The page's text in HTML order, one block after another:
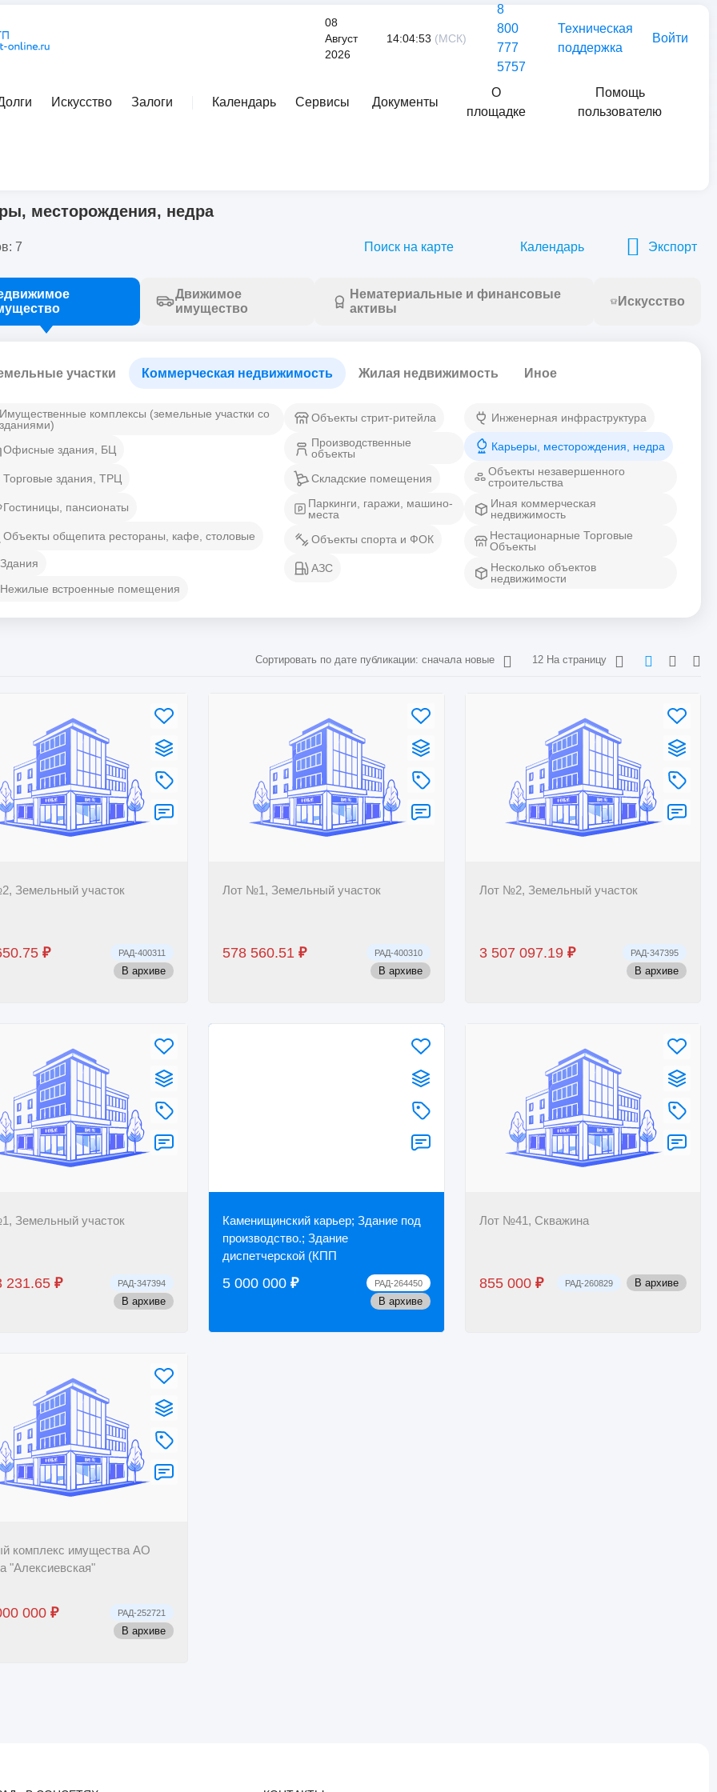
08
Август
2026
14:04:53 (МСК)
8
800
777
5757
Техническая
поддержка
Войти
Искусство Залоги Календарь Сервисы Документы
О
площадке
Помощь
пользователю
месторождения, недра
7 Поиск на карте Календарь Экспорт
Движимое
имущество
Нематериальные и финансовые
активы
Искусство
участки Коммерческая недвижимость Жилая недвижимость Иное
Имущественные комплексы (земельные участки со
Офисные здания, БЦ
Торговые здания, ТРЦ
Гостиницы, пансионаты
Объекты общепита рестораны, кафе, столовые
Здания
Нежилые встроенные помещения
Объекты стрит-ритейла
Производственные
объекты
Складские помещения
Паркинги, гаражи, машино-
места
Объекты спорта и ФОК
АЗС
Инженерная инфраструктура
Карьеры, месторождения, недра
Объекты незавершенного
строительства
Иная коммерческая
недвижимость
Нестационарные Торговые
Объекты
Несколько объектов
недвижимости
Сортировать по дате публикации: сначала новые 12 На страницу
Земельный участок
₽ РАД-400311
В архиве
Лот №1, Земельный участок
578 560.51 ₽ РАД-400310
В архиве
Лот №2, Земельный участок
3 507 097.19 ₽ РАД-347395
В архиве
Земельный участок
231.65 ₽ РАД-347394
В архиве
Каменищинский карьер; Здание под
производство.; Здание
диспетчерской (КПП
5 000 000 ₽ РАД-264450
В архиве
Лот №41, Скважина
855 000 ₽ РАД-260829 В архиве
комплекс имущества АО
"Алексиевская"
000 ₽ РАД-252721
В архиве